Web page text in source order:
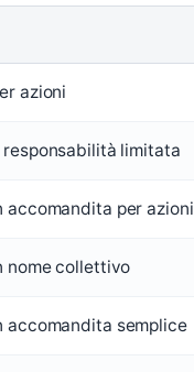
azioni
responsabilità limitata
accomandita per azioni
nome collettivo
accomandita semplice